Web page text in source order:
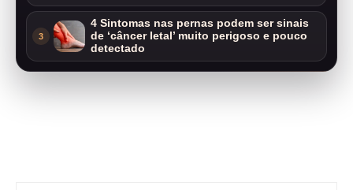
3
4 Sintomas nas pernas podem ser sinais
de ‘câncer letal’ muito perigoso e pouco
detectado